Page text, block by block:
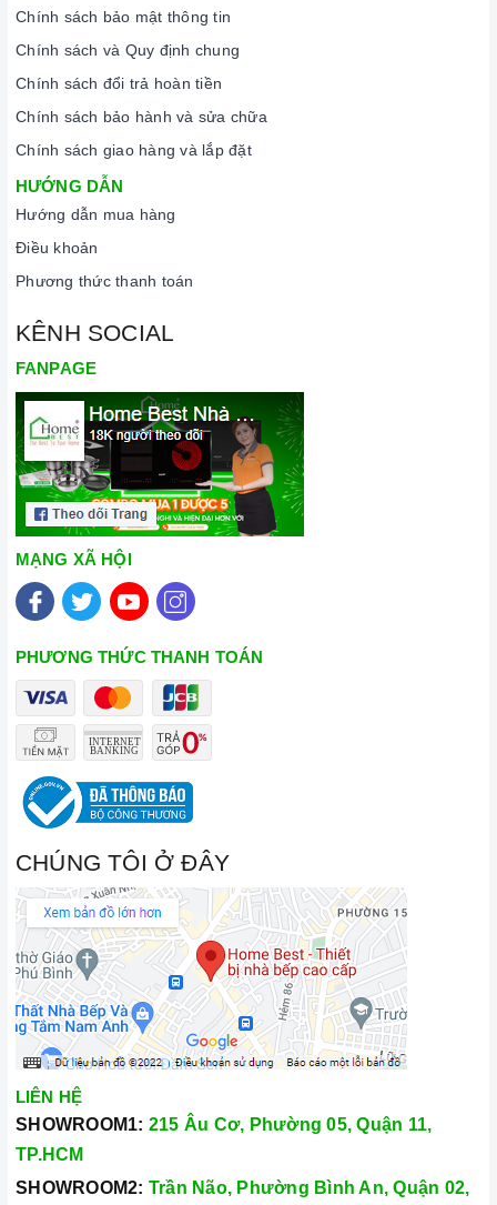
Chính sách bảo mật thông tin
Chính sách và Quy định chung
Chính sách đổi trả hoàn tiền
Chính sách bảo hành và sửa chữa
Chính sách giao hàng và lắp đặt
HƯỚNG DẪN
Hướng dẫn mua hàng
Điều khoản
Phương thức thanh toán
KÊNH SOCIAL
FANPAGE
MẠNG XÃ HỘI
PHƯƠNG THỨC THANH TOÁN
CHÚNG TÔI Ở ĐÂY
LIÊN HỆ
SHOWROOM1: 215 Âu Cơ, Phường 05, Quận 11,
TP.HCM
SHOWROOM2: Trần Não, Phường Bình An, Quận 02,